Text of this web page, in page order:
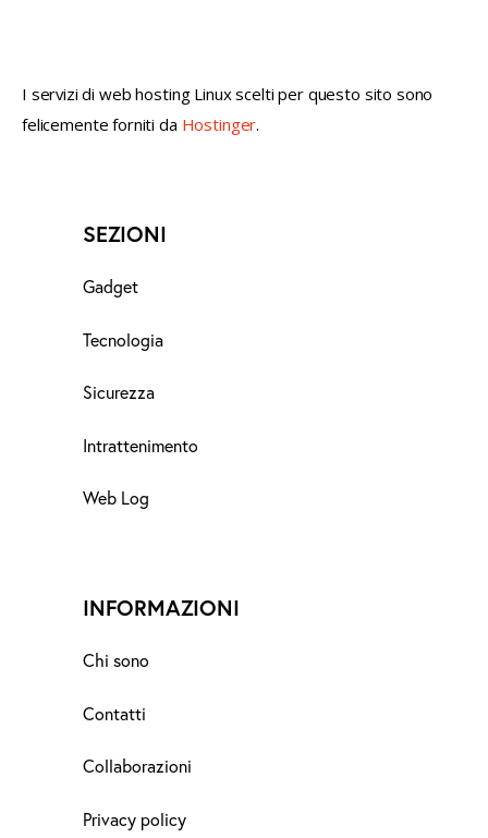
I servizi di web hosting Linux scelti per questo sito sono
felicemente forniti da Hostinger.
SEZIONI
Gadget
Tecnologia
Sicurezza
Intrattenimento
Web Log
INFORMAZIONI
Chi sono
Contatti
Collaborazioni
Privacy policy